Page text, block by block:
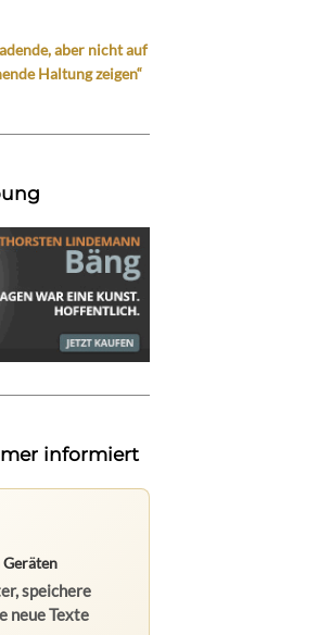
aber nicht auf
Haltung zeigen“
informiert
speichere
neue Texte